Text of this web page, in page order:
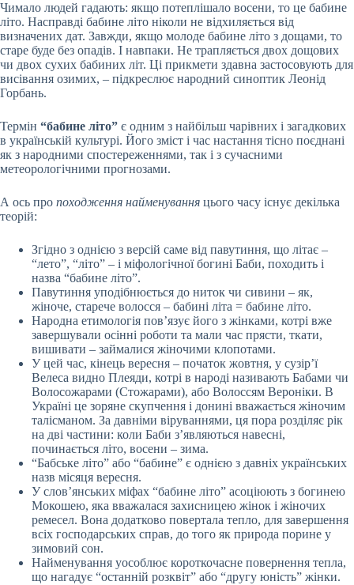
Чимало людей гадають: якщо потеплішало восени, то це бабине
літо. Насправді бабине літо ніколи не відхиляється від
визначених дат. Завжди, якщо молоде бабине літо з дощами, то
старе буде без опадів. І навпаки. Не трапляється двох дощових
чи двох сухих бабиних літ. Ці прикмети здавна застосовують для
висівання озимих, – підкреслює народний синоптик Леонід
Горбань.
Термін “бабине літо” є одним з найбільш чарівних і загадкових
в українській культурі. Його зміст і час настання тісно поєднані
як з народними спостереженнями, так і з сучасними
метеорологічними прогнозами.
А ось про походження найменування цього часу існує декілька
теорій:
Згідно з однією з версій саме від павутиння, що літає –
“лето”, “літо” – і міфологічної богині Баби, походить і
назва “бабине літо”.
Павутиння уподібнюється до ниток чи сивини – як,
жіноче, старече волосся – бабині літа = бабине літо.
Народна етимологія пов’язує його з жінками, котрі вже
завершували осінні роботи та мали час прясти, ткати,
вишивати – займалися жіночими клопотами.
У цей час, кінець вересня – початок жовтня, у сузір’ї
Велеса видно Плеяди, котрі в народі називають Бабами чи
Волосожарами (Стожарами), або Волоссям Вероніки. В
Україні це зоряне скупчення і донині вважається жіночим
талісманом. За давні­ми віруваннями, ця пора розділяє рік
на дві частини: коли Баби з’являються навесні,
починається літо, восени – зима.
“Бабське літо” або “бабине” є однією з давніх українських
назв місяця вересня.
У слов’янських міфах “бабине літо” асоціюють з богинею
Мокошею, яка вважалася захисницею жінок і жіночих
ремесел. Вона додатково повертала тепло, для завершення
всіх господарських справ, до того як природа порине у
зимовий сон.
Найменування уособлює короткочасне повернення тепла,
що нагадує “останній розквіт” або “другу юність” жінки.